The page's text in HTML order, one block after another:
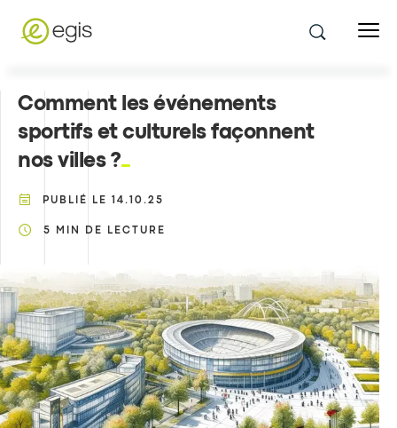
Comment les événements
sportifs et culturels façonnent
nos villes ?
PUBLIÉ LE 14.10.25
5 MIN DE LECTURE